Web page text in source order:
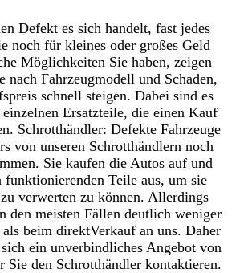
Defekt es sich handelt, fast jedes
noch für kleines oder großes Geld
Möglichkeiten Sie haben, zeigen
nach Fahrzeugmodell und Schaden,
schnell steigen. Dabei sind es
einzelnen Ersatzteile, die einen Kauf
Schrotthändler: Defekte Fahrzeuge
von unseren Schrotthändlern noch
Sie kaufen die Autos auf und
funktionierenden Teile aus, um sie
verwerten zu können. Allerdings
den meisten Fällen deutlich weniger
beim direktVerkauf an uns. Daher
ein unverbindliches Angebot von
Sie den Schrotthändler kontaktieren.